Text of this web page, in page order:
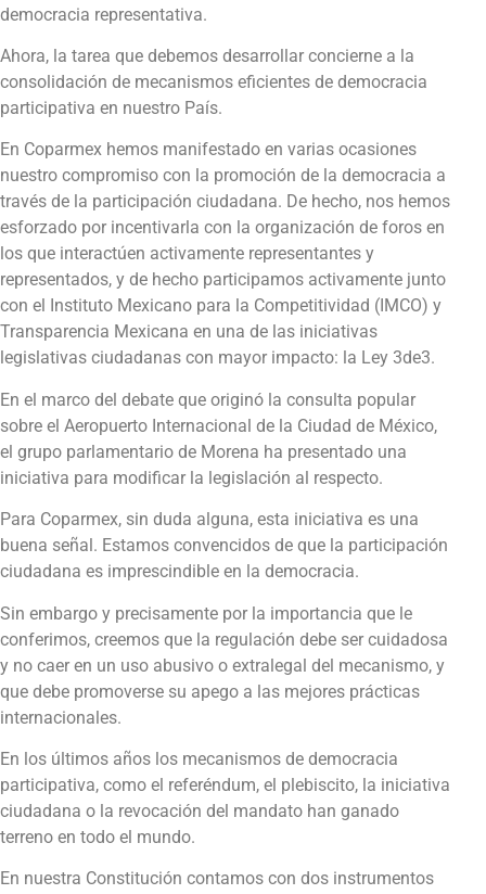
democracia representativa.
Ahora, la tarea que debemos desarrollar concierne a la
consolidación de mecanismos eficientes de democracia
participativa en nuestro País.
En Coparmex hemos manifestado en varias ocasiones
nuestro compromiso con la promoción de la democracia a
través de la participación ciudadana. De hecho, nos hemos
esforzado por incentivarla con la organización de foros en
los que interactúen activamente representantes y
representados, y de hecho participamos activamente junto
con el Instituto Mexicano para la Competitividad (IMCO) y
Transparencia Mexicana en una de las iniciativas
legislativas ciudadanas con mayor impacto: la Ley 3de3.
En el marco del debate que originó la consulta popular
sobre el Aeropuerto Internacional de la Ciudad de México,
el grupo parlamentario de Morena ha presentado una
iniciativa para modificar la legislación al respecto.
Para Coparmex, sin duda alguna, esta iniciativa es una
buena señal. Estamos convencidos de que la participación
ciudadana es imprescindible en la democracia.
Sin embargo y precisamente por la importancia que le
conferimos, creemos que la regulación debe ser cuidadosa
y no caer en un uso abusivo o extralegal del mecanismo, y
que debe promoverse su apego a las mejores prácticas
internacionales.
En los últimos años los mecanismos de democracia
participativa, como el referéndum, el plebiscito, la iniciativa
ciudadana o la revocación del mandato han ganado
terreno en todo el mundo.
En nuestra Constitución contamos con dos instrumentos